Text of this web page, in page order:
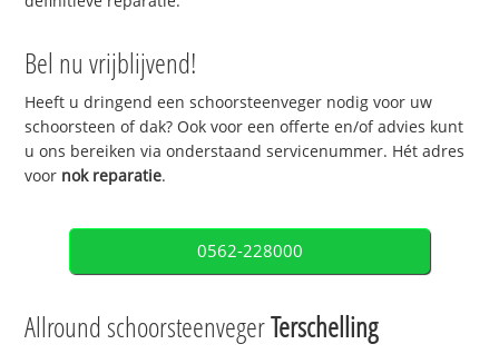
Bel nu vrijblijvend!
Heeft u dringend een schoorsteenveger nodig voor uw
schoorsteen of dak? Ook voor een offerte en/of advies kunt
u ons bereiken via onderstaand servicenummer. Hét adres
voor nok reparatie.
0562-228000
Allround schoorsteenvegerTerschelling